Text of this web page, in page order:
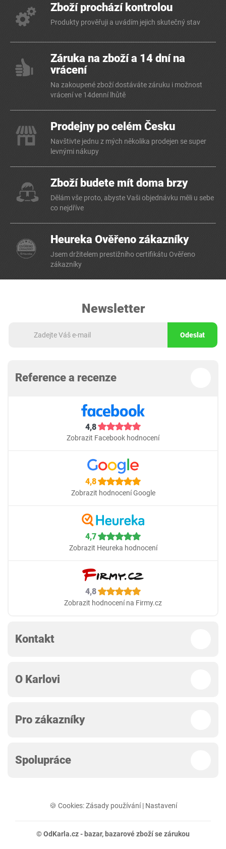
Zboží prochází kontrolou
Produkty prověřuji a uvádím jejich skutečný stav
Záruka na zboží a 14 dní na
vrácení
Na zakoupené zboží dostáváte záruku i možnost
vrácení ve 14denní lhůtě
Prodejny po celém Česku
Navštivte jednu z mých několika prodejen se super
levnými nákupy
Zboží budete mít doma brzy
Dělám vše proto, abyste Vaši objednávku měli u sebe
co nejdříve
Heureka Ověřeno zákazníky
Jsem držitelem prestižního certifikátu Ověřeno
zákazníky
Newsletter
Odeslat
Reference a recenze
4,8
Zobrazit Facebook hodnocení
4,8
Zobrazit hodnocení Google
4,7
Zobrazit Heureka hodnocení
4,8
Zobrazit hodnocení na Firmy.cz
Kontakt
O Karlovi
Pro zákazníky
Spolupráce
🍪 Cookies:Zásady používání| Nastavení
© OdKarla.cz - bazar, bazarové zboží se zárukou